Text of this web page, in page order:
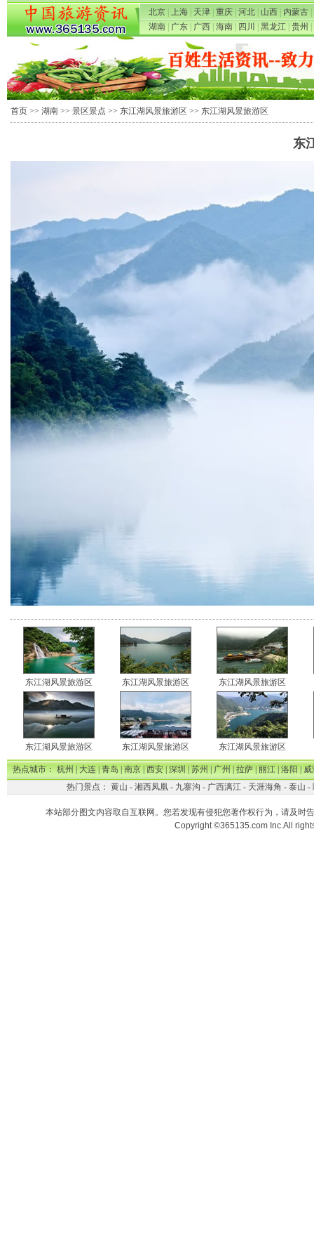
北京 上海 天津 重庆 河北 山西 内蒙古
湖南
广东 广西 海南 四川 黑龙江 贵州
首页 >> 湖南 >> 景区景点 >> 东江湖风景旅游区 >> 东江湖风景旅游区
东
东江湖风景旅游区 东江湖风景旅游区 东江湖风景旅游区
东江湖风景旅游区 东江湖风景旅游区 东江湖风景旅游区
热点城市：杭州|大连|青岛|南京|西安|深圳|苏州|广州|拉萨|丽江|洛阳|威
热门景点： 黄山 - 湘西凤凰- 九寨沟 - 广西漓江- 天涯海角 - 泰山 -
本站部分图文内容取自互联网。您若发现有侵犯您著作权行为，请及时
Copyright ©365135.com Inc.All